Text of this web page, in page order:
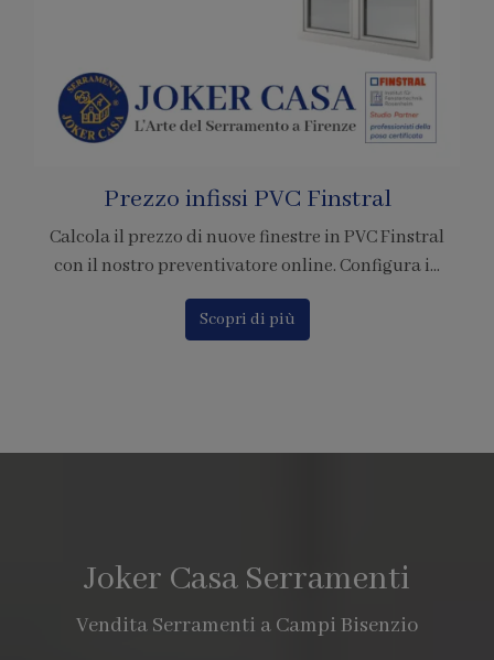
Pagamenti con Bitcoin
È ufficiale! Abbiamo accreditato la nostra azienda
per l'adesione al circuito di pagamento tramite ...
Scopri di più
Joker Casa Serramenti
Vendita Serramenti a Campi Bisenzio